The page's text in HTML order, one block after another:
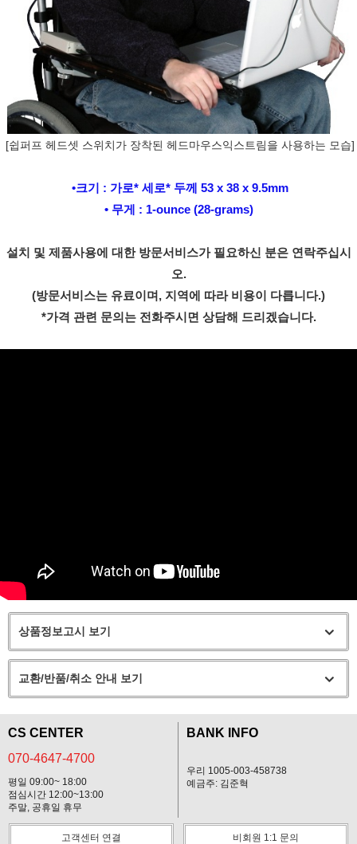
[쉽퍼프 헤드셋 스위치가 장착된 헤드마우스익스트림을 사용하는 모습]
•크기 : 가로* 세로* 두께 53 x 38 x 9.5mm
• 무게 : 1-ounce (28-grams)
설치 및 제품사용에 대한 방문서비스가 필요하신 분은 연락주십시
오.
(방문서비스는 유료이며, 지역에 따라 비용이 다릅니다.)
*가격 관련 문의는 전화주시면 상담해 드리겠습니다.
상품정보고시 보기
교환/반품/취소 안내 보기
CS CENTER
070-4647-4700
평일 09:00~ 18:00
점심시간 12:00~13:00
주말, 공휴일 휴무
BANK INFO
우리 1005-003-458738
예금주: 김준혁
고객센터 연결 비회원 1:1 문의